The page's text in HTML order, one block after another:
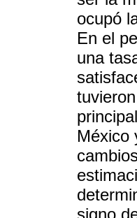
ocupó
En el
una
México
signo